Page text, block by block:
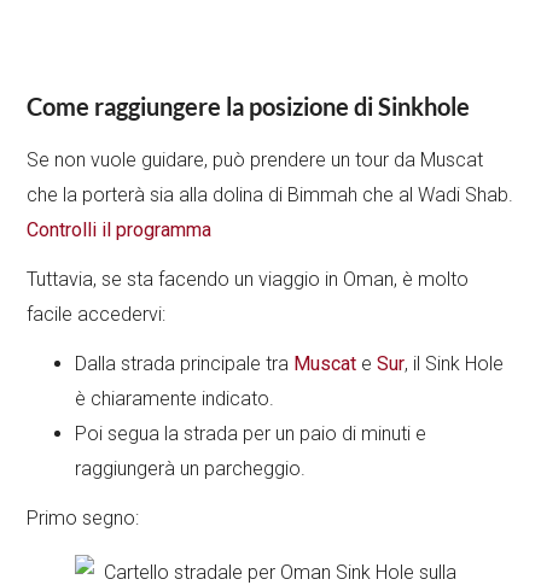
Come raggiungere la posizione di Sinkhole
Se non vuole guidare, può prendere un tour da Muscat
che la porterà sia alla dolina di Bimmah che al Wadi Shab.
Controlli il programma
Tuttavia, se sta facendo un viaggio in Oman, è molto
facile accedervi:
Dalla strada principale tra Muscat eSur, il Sink Hole
è chiaramente indicato.
Poi segua la strada per un paio di minuti e
raggiungerà un parcheggio.
Primo segno: